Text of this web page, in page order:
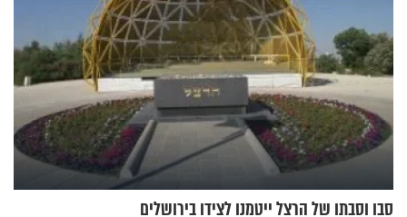
סבו וסבתו של הרצל ייטמנו לצידו בירושלים